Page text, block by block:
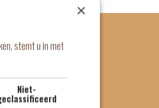
×
stemt u in met
Niet-